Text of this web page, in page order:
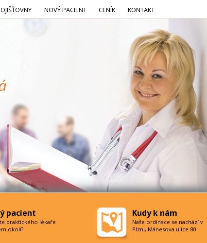
NOVÝ PACIENT CENÍK KONTAKT
pacient
praktického lékaře
okolí?
Kudy k nám
Naše ordinace se nachází v
Plzni, Mánesova ulice 80